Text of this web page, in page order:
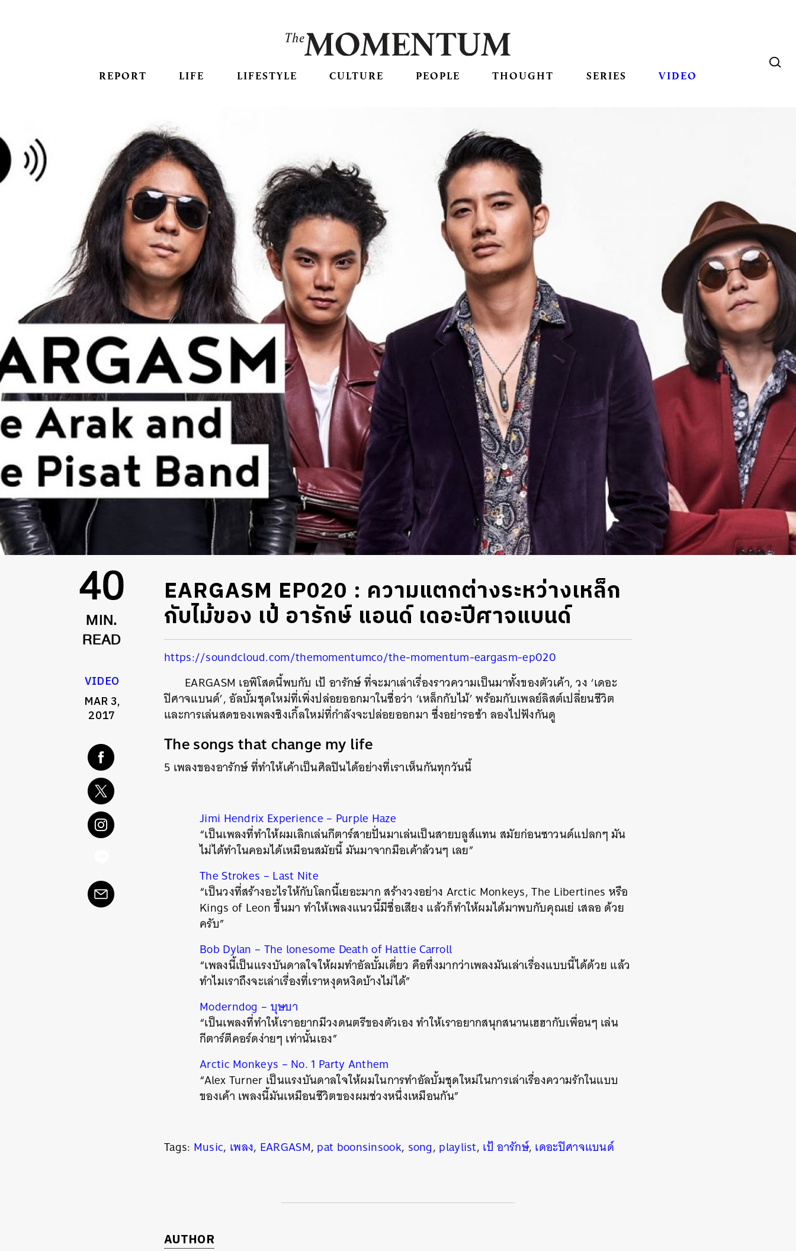
REPORT LIFE LIFESTYLE CULTURE PEOPLE THOUGHT SERIES VIDEO
40
MIN.
READ
VIDEO
MAR 3,
2017
EARGASM EP020 : ความแตกต่างระหว่างเหล็ก
กับไม้ของ เป้ อารักษ์ แอนด์ เดอะปีศาจแบนด์
https://soundcloud.com/themomentumco/the-momentum-eargasm-ep020
EARGASM เอพิโสดนี้พบกับ เป้ อารักษ์ ที่จะมาเล่าเรื่องราวความเป็นมาทั้งของตัวเค้า, วง ‘เดอะ
ปิศาจแบนด์’, อัลบั้มชุดใหม่ที่เพิ่งปล่อยออกมาในชื่อว่า ‘เหล็กกับไม้’ พร้อมกับเพลย์ลิสต์เปลี่ยนชีวิต
และการเล่นสดของเพลงซิงเกิ้ลใหม่ที่กำลังจะปล่อยออกมา ซึ่งอย่ารอช้า ลองไปฟังกันดู
The songs that change my life
5 เพลงของอารักษ์ ที่ทำให้เค้าเป็นศิลปินได้อย่างที่เราเห็นกันทุกวันนี้
Jimi Hendrix Experience – Purple Haze
“เป็นเพลงที่ทำให้ผมเลิกเล่นกีตาร์สายปั่นมาเล่นเป็นสายบลูส์แทน สมัยก่อนซาวนด์แปลกๆ มัน
ไม่ได้ทำในคอมได้เหมือนสมัยนี้ มันมาจากมือเค้าล้วนๆ เลย”
The Strokes – Last Nite
“เป็นวงที่สร้างอะไรให้กับโลกนี้เยอะมาก สร้างวงอย่าง Arctic Monkeys, The Libertines หรือ
Kings of Leon ขึ้นมา ทำให้เพลงแนวนี้มีชื่อเสียง แล้วก็ทำให้ผมได้มาพบกับคุณเย่ เสลอ ด้วย
ครับ”
Bob Dylan – The lonesome Death of Hattie Carroll
“เพลงนี้เป็นแรงบันดาลใจให้ผมทำอัลบั้มเดี่ยว คือทึ่งมากว่าเพลงมันเล่าเรื่องแบบนี้ได้ด้วย แล้ว
ทำไมเราถึงจะเล่าเรื่องที่เราหงุดหงิดบ้างไม่ได้”
Moderndog – บุษบา
“เป็นเพลงที่ทำให้เราอยากมีวงดนตรีของตัวเอง ทำให้เราอยากสนุกสนานเฮฮากับเพื่อนๆ เล่น
กีตาร์ตีคอร์ดง่ายๆ เท่านั้นเอง”
Arctic Monkeys – No. 1 Party Anthem
“Alex Turner เป็นแรงบันดาลใจให้ผมในการทำอัลบั้มชุดใหม่ในการเล่าเรื่องความรักในแบบ
ของเค้า เพลงนี้มันเหมือนชีวิตของผมช่วงหนึ่งเหมือนกัน”
Tags: Music, เพลง, EARGASM, pat boonsinsook, song, playlist, เป้ อารักษ์, เดอะปิศาจแบนด์
AUTHOR